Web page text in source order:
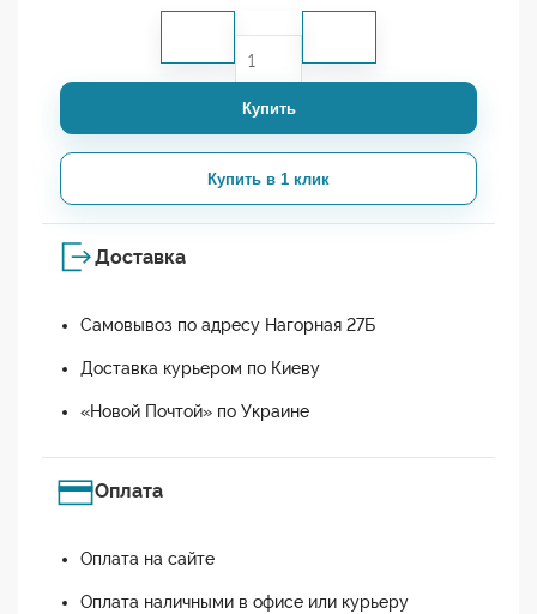
Купить
Купить в 1 клик
Доставка
Самовывоз по адресу Нагорная 27Б
Доставка курьером по Киеву
«Новой Почтой» по Украине
Оплата
Оплата на сайте
Оплата наличными в офисе или курьеру